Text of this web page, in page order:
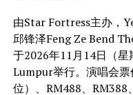
由Star Fortress主办，
邱锋泽Feng Ze Bend
于2026年11月14日（
Lumpur举行。演唱会
位）、RM488、RM388